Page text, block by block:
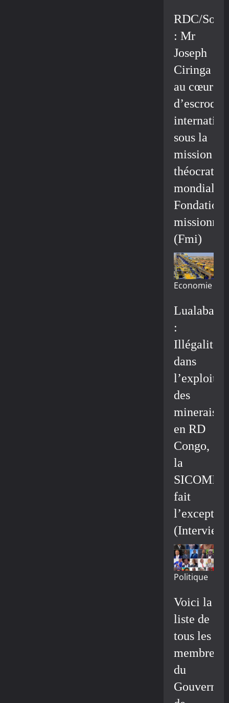
RDC/
: Mr
Joseph
Ciringa
au cœur
sous la
mission
mondiale/
Fondation
(Fmi)
Economie
Lualaba
:
Illégalité
dans
des
minerais
en RD
Congo,
la
fait
(Interview)
Politique
Voici la
liste de
tous les
membres
du